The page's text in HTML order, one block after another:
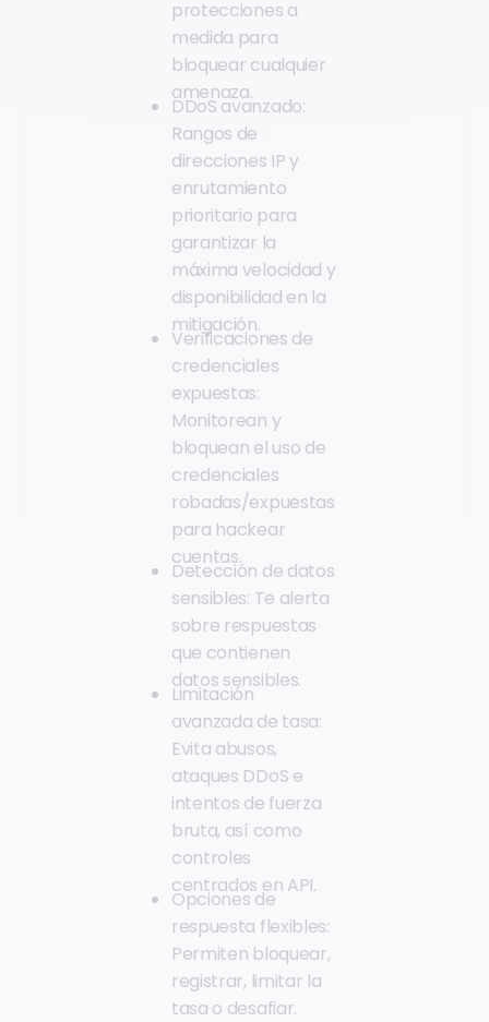
protecciones a
medida para
bloquear cualquier
amenaza.
DDoS avanzado:
Rangos de
direcciones IP y
enrutamiento
prioritario para
garantizar la
máxima velocidad y
disponibilidad en la
mitigación.
Verificaciones de
credenciales
expuestas:
Monitorean y
bloquean el uso de
credenciales
robadas/expuestas
para hackear
cuentas.
Detección de datos
sensibles: Te alerta
sobre respuestas
que contienen
datos sensibles.
Limitación
avanzada de tasa:
Evita abusos,
ataques DDoS e
intentos de fuerza
bruta, así como
controles
centrados en API.
Opciones de
respuesta flexibles:
Permiten bloquear,
registrar, limitar la
tasa o desafiar.